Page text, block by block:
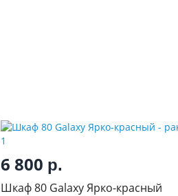
6 800 р.
Шкаф 80 Galaxy Ярко-красный